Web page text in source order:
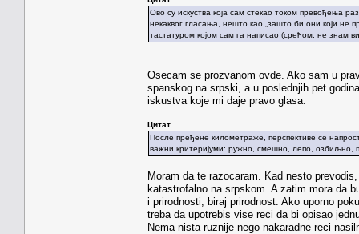
Ово су искуства која сам стекао током превођења
некаквог гласања, нешто као „зашто би они који не
тастатуром којом сам га написао (срећом, не знам
Osecam se prozvanom ovde. Ako sam u
spanskog na srpski, a u poslednjih pet
iskustva koje mi daje pravo glasa.
Цитат
После пређене километраже, перспективе се
важни критеријуми: ружно, смешно, лепо, озбиљно,
Moram da te razocaram. Kad nesto
katastrofalno na srpskom. A zatim mora da
i prirodnosti, biraj prirodnost. Ako uporno
treba da upotrebis vise reci da bi opisao
Nema nista ruznije nego nakaradne reci